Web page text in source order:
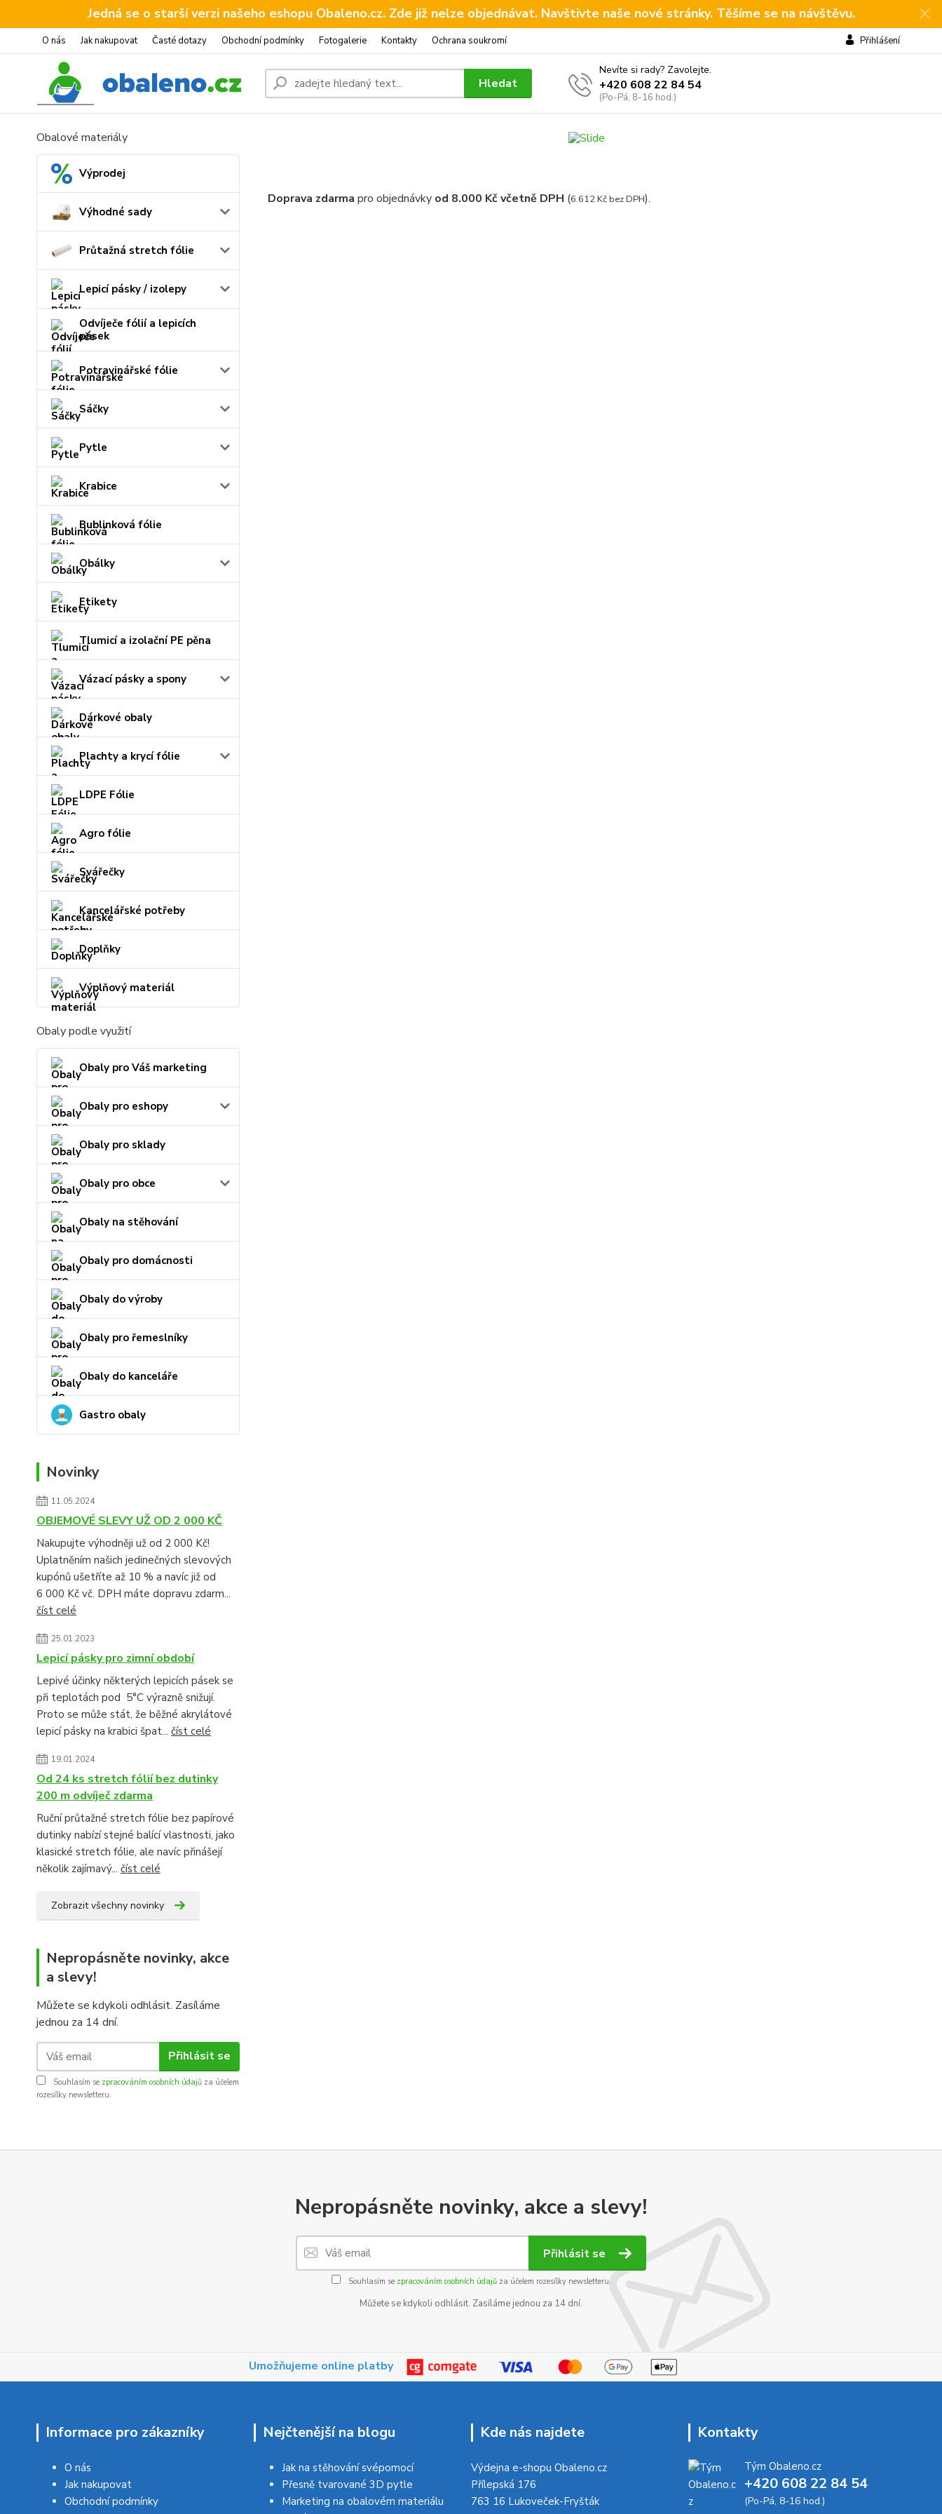
Jedná se o starší verzi našeho eshopu Obaleno.cz. Zde již nelze objednávat. Navštivte naše nové stránky. Těšíme se na návštěvu.
O nás Jak nakupovat Časté dotazy Obchodní podmínky Fotogalerie Kontakty Ochrana soukromí Přihlášení
Hledat
Nevíte si rady? Zavolejte.
+420 608 22 84 54
(Po-Pá, 8-16 hod.)
Obalové materiály
Výprodej
Výhodné sady
Průtažná stretch fólie
Lepicí pásky / izolepy
Odvíječe fólií a lepicích
pásek
Potravinářské fólie
Sáčky
Pytle
Krabice
Bublinková fólie
Obálky
Etikety
Tlumicí a izolační PE pěna
Vázací pásky a spony
Dárkové obaly
Plachty a krycí fólie
LDPE Fólie
Agro fólie
Svářečky
Kancelářské potřeby
Doplňky
Výplňový materiál
Obaly podle využití
Obaly pro Váš marketing
Obaly pro eshopy
Obaly pro sklady
Obaly pro obce
Obaly na stěhování
Obaly pro domácnosti
Obaly do výroby
Obaly pro řemeslníky
Obaly do kanceláře
Gastro obaly
Novinky
11.05.2024
OBJEMOVÉ SLEVY UŽ OD 2 000 KČ
Nakupujte výhodněji už od 2 000 Kč!
Uplatněním našich jedinečných slevových
kupónů ušetříte až 10 % a navíc již od
6 000 Kč vč. DPH máte dopravu zdarm...
číst celé
25.01.2023
Lepicí pásky pro zimní období
Lepivé účinky některých lepicích pásek se
při teplotách pod 5°C výrazně snižují.
Proto se může stát, že běžné akrylátové
lepicí pásky na krabici špat... číst celé
19.01.2024
Od 24 ks stretch fólií bez dutinky
200 m odvíječ zdarma
Ruční průtažné stretch fólie bez papírové
dutinky nabízí stejné balící vlastnosti, jako
klasické stretch fólie, ale navíc přinášejí
několik zajímavý... číst celé
Zobrazit všechny novinky
Nepropásněte novinky, akce
a slevy!
Můžete se kdykoli odhlásit. Zasíláme
jednou za 14 dní.
Přihlásit se
Souhlasím se zpracováním osobních údajů za účelem
rozesílky newsletteru.
Doprava zdarma pro objednávky od 8.000 Kč včetně DPH (6.612 Kč bez DPH).
Nepropásněte novinky, akce a slevy!
Přihlásit se
Souhlasím se zpracováním osobních údajůza účelem rozesílky newsletteru.
Můžete se kdykoli odhlásit. Zasíláme jednou za 14 dní.
Umožňujeme online platby
Informace pro zákazníky
O nás
Jak nakupovat
Obchodní podmínky
Nejčtenější na blogu
Jak na stěhování svépomocí
Přesně tvarované 3D pytle
Marketing na obalovém materiálu
Kde nás najdete
Výdejna e-shopu Obaleno.cz
Přílepská 176
763 16 Lukoveček-Fryšták
Kontakty
Tým Obaleno.cz
+420 608 22 84 54
(Po-Pá, 8-16 hod.)